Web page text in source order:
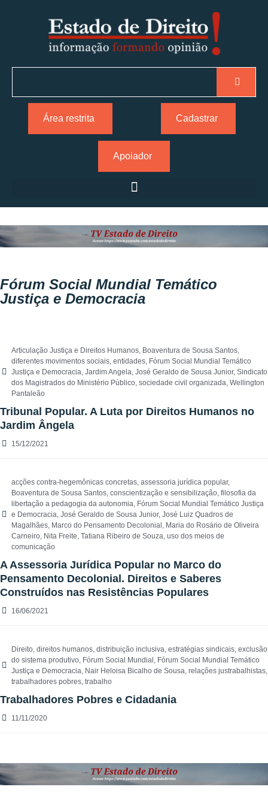
Área restrita Cadastrar
Apoiador
Fórum Social Mundial Temático
Justiça e Democracia
Articulação Justiça e Direitos Humanos, Boaventura de Sousa Santos,
diferentes movimentos sociais, entidades, Fórum Social Mundial Temático
Justiça e Democracia, Jardim Angela, José Geraldo de Sousa Junior, Sindicato
dos Magistrados do Ministério Público, sociedade civil organizada, Wellington
Pantaleão
Tribunal Popular. A Luta por Direitos Humanos no
Jardim Ângela
15/12/2021
acções contra-hegemônicas concretas, assessoria jurídica popular,
Boaventura de Sousa Santos, conscientização e sensibilização, filosofia da
libertação a pedagogia da autonomia, Fórum Social Mundial Temático Justiça
e Democracia, José Geraldo de Sousa Junior, José Luiz Quadros de
Magalhães, Marco do Pensamento Decolonial , Maria do Rosário de Oliveira
Carneiro, Nita Freite, Tatiana Ribeiro de Souza, uso dos meios de
comunicação
A Assessoria Jurídica Popular no Marco do
Pensamento Decolonial. Direitos e Saberes
Construídos nas Resistências Populares
16/06/2021
Direito, direitos humanos, distribuição inclusiva, estratégias sindicais, exclusão
do sistema produtivo, Fórum Social Mundial , Fórum Social Mundial Temático
Justiça e Democracia, Nair Heloisa Bicalho de Sousa, relações justrabalhistas,
trabalhadores pobres, trabalho
Trabalhadores Pobres e Cidadania
11/11/2020